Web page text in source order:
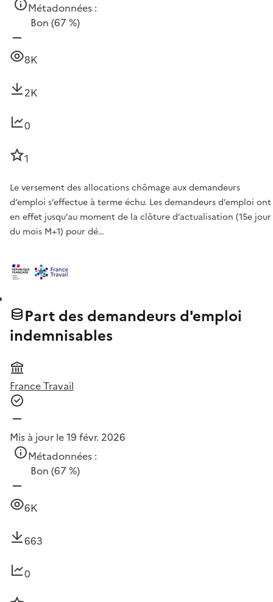
Métadonnées :
Bon (67 %)
8K
2K
0
1
Le versement des allocations chômage aux demandeurs
d’emploi s’effectue à terme échu. Les demandeurs d’emploi ont
en effet jusqu’au moment de la clôture d’actualisation (15e jour
du mois M+1) pour dé…
Part des demandeurs d'emploi
indemnisables
France Travail
Mis à jour le 19 févr. 2026
Métadonnées :
Bon (67 %)
6K
663
0